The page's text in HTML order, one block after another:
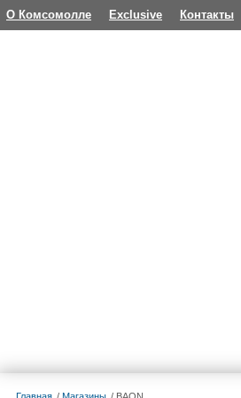
О Комсомолле Exclusive Контакты